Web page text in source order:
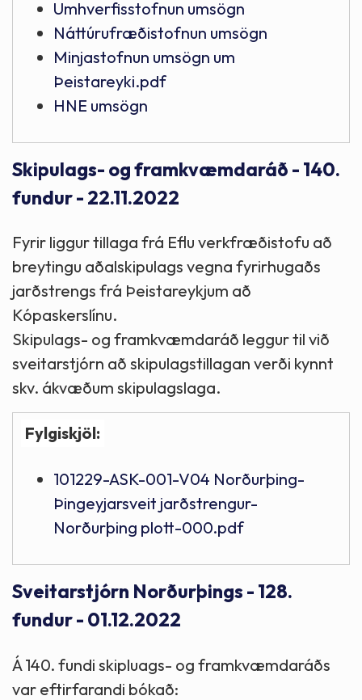
Umhverfisstofnun umsögn
Náttúrufræðistofnun umsögn
Minjastofnun umsögn um
Þeistareyki.pdf
HNE umsögn
Skipulags- og framkvæmdaráð - 140.
fundur - 22.11.2022
Fyrir liggur tillaga frá Eflu verkfræðistofu að
breytingu aðalskipulags vegna fyrirhugaðs
jarðstrengs frá Þeistareykjum að
Kópaskerslínu.
Skipulags- og framkvæmdaráð leggur til við
sveitarstjórn að skipulagstillagan verði kynnt
skv. ákvæðum skipulagslaga.
Fylgiskjöl:
101229-ASK-001-V04 Norðurþing-
Þingeyjarsveit jarðstrengur-
Norðurþing plott-000.pdf
Sveitarstjórn Norðurþings - 128.
fundur - 01.12.2022
Á 140. fundi skipluags- og framkvæmdaráðs
var eftirfarandi bókað: